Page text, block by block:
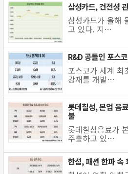
삼성카드, 건전성
삼성카드가 올해
고 있다. 지…
R&D 공들인 포스
포스코가 세계 최
강재를 개발…
롯데칠성, 본업 음
불
롯데칠성음료가
주춤하고 있…
한섬, 패션 한파 속